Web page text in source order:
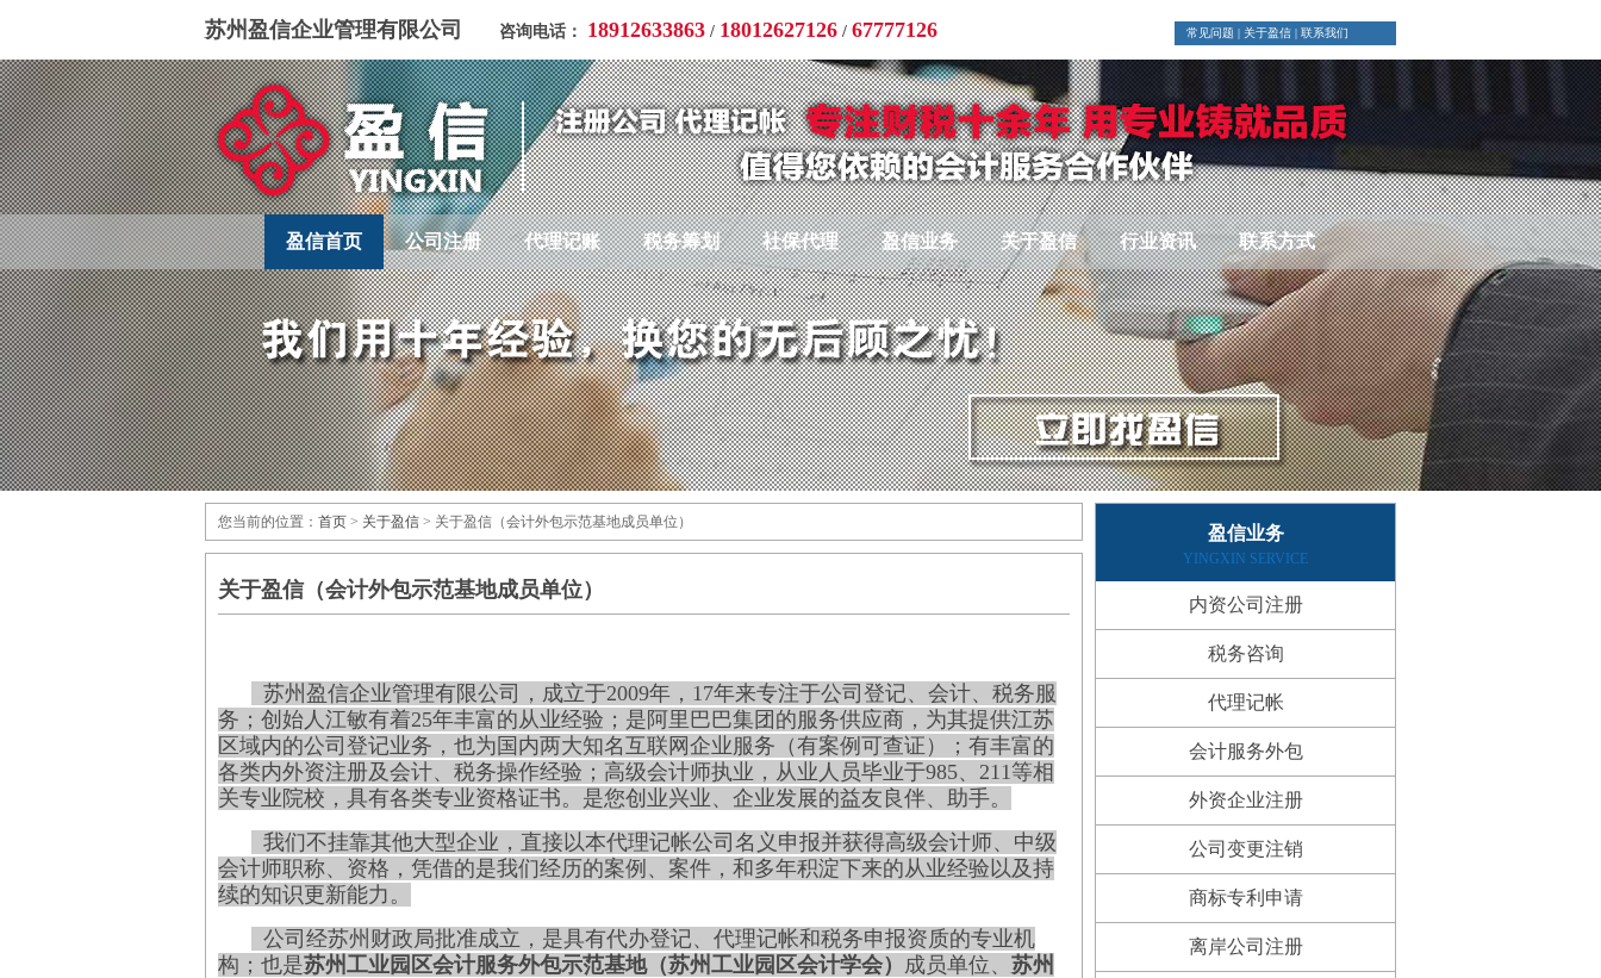
苏州盈信企业管理有限公司 咨询电话： 18912633863 / 18012627126 / 67777126 常见问题 | 关于盈信 | 联系我们
盈信首页 公司注册 代理记账 税务筹划 社保代理 盈信业务 关于盈信 行业资讯 联系方式
您当前的位置： 首页 > 关于盈信 > 关于盈信（会计外包示范基地成员单位）
关于盈信（会计外包示范基地成员单位）
苏州盈信企业管理有限公司， 成立于2009年，17年来专注于公司登记、会计、税务服
务；创始人江敏有着25年丰富的从业经验；是阿里巴巴集团的服务供应商，为其提供江苏
区域内的公司登记业务，也为国内两大知名互联网企业服务（有案例可查证）；有丰富的
各类内外资注册及会计、税务操作经验；高级会计师执业，从业人员毕业于985、 211等相
关专业院校， 具有各类专业资格证书。 是您创业兴业、企业发展的益友良伴、 助手。
我们不挂靠其他大型企业， 直接以本代理记帐公司名义申报并获得高级会计师、中级
会计师职称、资格，凭借的是我们经历的案例、案件，和多年积淀下来的从业经验以及持
续的知识更新能力。
公司经苏州财政局批准成立，是具有代办登记、代理记帐和税务申报资质的专业机
构；也是苏州工业园区会计服务外包示范基地（苏州工业园区会计学会） 成员单位、 苏州
盈信业务
YINGXIN SERVICE
内资公司注册
税务咨询
代理记帐
会计服务外包
外资企业注册
公司变更注销
商标专利申请
离岸公司注册